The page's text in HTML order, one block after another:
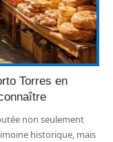
Torres en
non seulement
historique, mais